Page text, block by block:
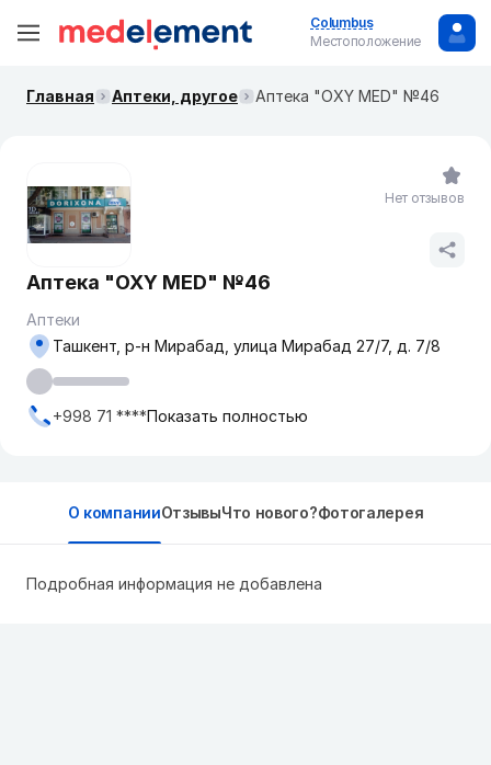
Columbus
Местоположение
Главная Аптеки, другое Аптека "OXY MED" №46
Аптека "OXY MED" №46
Аптеки
Ташкент, р-н Мирабад, улица Мирабад 27/7, д. 7/8
+998 71 ****Показать полностью
Нет отзывов
О компанииОтзывыЧто нового?Фотогалерея
Подробная информация не добавлена